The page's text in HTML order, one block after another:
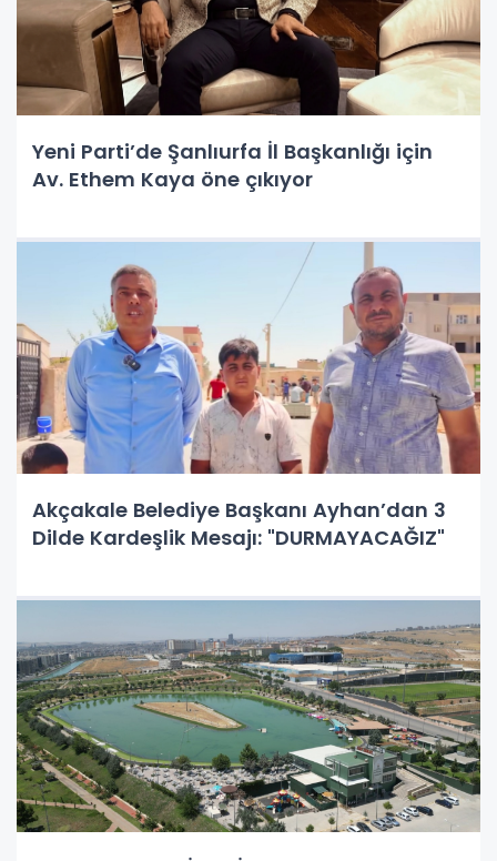
Yeni Parti’de Şanlıurfa İl Başkanlığı için
Av. Ethem Kaya öne çıkıyor
Akçakale Belediye Başkanı Ayhan’dan 3
Dilde Kardeşlik Mesajı: "DURMAYACAĞIZ"